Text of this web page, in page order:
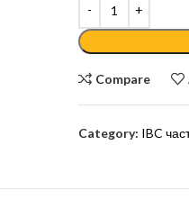
Compare
Category: IBC